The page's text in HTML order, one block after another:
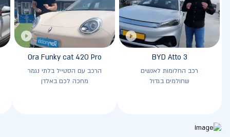
BYD Atto 3
רכב החלומות לאנשים
שחולמים בגדול
Ora Funky cat 420 Pro
הרכב עם הסטייל בלתי נגמר
מחכה לכם באלדן